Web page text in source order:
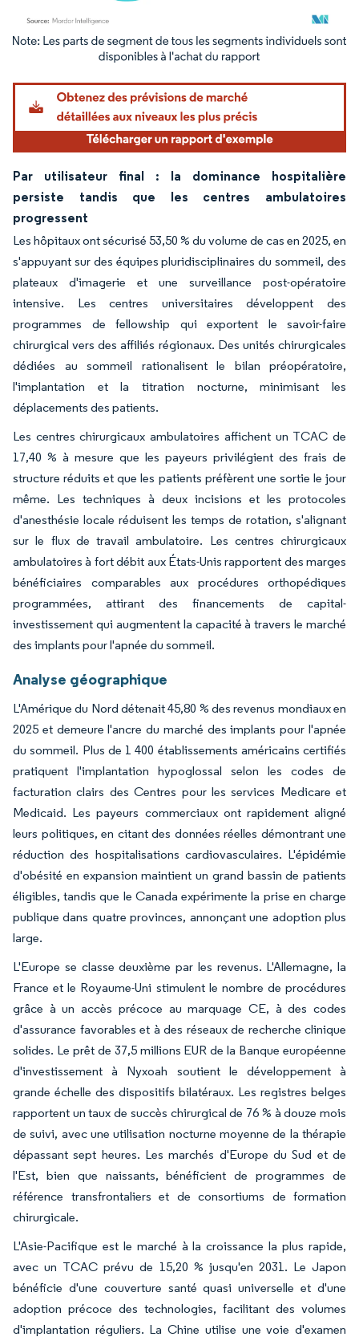
Image © Mordor Intelligence. La réutilisation nécessite une attribution sous CC BY
Par utilisateur final : la dominance hospitalière
persiste tandis que les centres ambulatoires
progressent
Les hôpitaux ont sécurisé 53,50 % du volume de cas en 2025, en
s'appuyant sur des équipes pluridisciplinaires du sommeil, des
plateaux d'imagerie et une surveillance post-opératoire
intensive. Les centres universitaires développent des
programmes de fellowship qui exportent le savoir-faire
chirurgical vers des affiliés régionaux. Des unités chirurgicales
dédiées au sommeil rationalisent le bilan préopératoire,
l'implantation et la titration nocturne, minimisant les
déplacements des patients.
Les centres chirurgicaux ambulatoires affichent un TCAC de
17,40 % à mesure que les payeurs privilégient des frais de
structure réduits et que les patients préfèrent une sortie le jour
même. Les techniques à deux incisions et les protocoles
d'anesthésie locale réduisent les temps de rotation, s'alignant
sur le flux de travail ambulatoire. Les centres chirurgicaux
ambulatoires à fort débit aux États-Unis rapportent des marges
bénéficiaires comparables aux procédures orthopédiques
programmées, attirant des financements de capital-
investissement qui augmentent la capacité à travers le marché
des implants pour l'apnée du sommeil.
Analyse géographique
L'Amérique du Nord détenait 45,80 % des revenus mondiaux en
2025 et demeure l'ancre du marché des implants pour l'apnée
du sommeil. Plus de 1 400 établissements américains certifiés
pratiquent l'implantation hypoglossal selon les codes de
facturation clairs des Centres pour les services Medicare et
Medicaid. Les payeurs commerciaux ont rapidement aligné
leurs politiques, en citant des données réelles démontrant une
réduction des hospitalisations cardiovasculaires. L'épidémie
d'obésité en expansion maintient un grand bassin de patients
éligibles, tandis que le Canada expérimente la prise en charge
publique dans quatre provinces, annonçant une adoption plus
large.
L'Europe se classe deuxième par les revenus. L'Allemagne, la
France et le Royaume-Uni stimulent le nombre de procédures
grâce à un accès précoce au marquage CE, à des codes
d'assurance favorables et à des réseaux de recherche clinique
solides. Le prêt de 37,5 millions EUR de la Banque européenne
d'investissement à Nyxoah soutient le développement à
grande échelle des dispositifs bilatéraux. Les registres belges
rapportent un taux de succès chirurgical de 76 % à douze mois
de suivi, avec une utilisation nocturne moyenne de la thérapie
dépassant sept heures. Les marchés d'Europe du Sud et de
l'Est, bien que naissants, bénéficient de programmes de
référence transfrontaliers et de consortiums de formation
chirurgicale.
L'Asie-Pacifique est le marché à la croissance la plus rapide,
avec un TCAC prévu de 15,20 % jusqu'en 2031. Le Japon
bénéficie d'une couverture santé quasi universelle et d'une
adoption précoce des technologies, facilitant des volumes
d'implantation réguliers. La Chine utilise une voie d'examen